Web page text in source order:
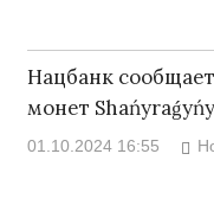
Нацбанк
монет
01.10.2024 16:55